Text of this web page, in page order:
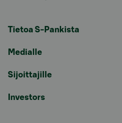
Tietoa S-Pankista
Medialle
Sijoittajille
Investors